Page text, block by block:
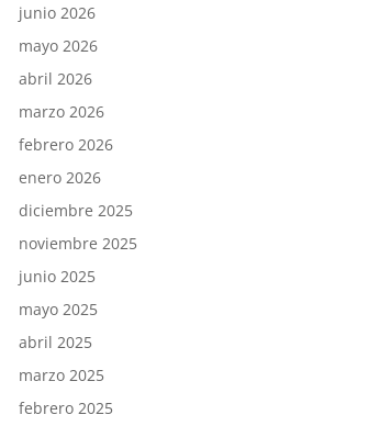
junio 2026
mayo 2026
abril 2026
marzo 2026
febrero 2026
enero 2026
diciembre 2025
noviembre 2025
junio 2025
mayo 2025
abril 2025
marzo 2025
febrero 2025